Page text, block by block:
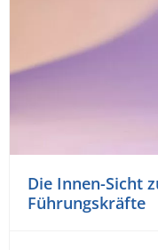
Die Innen-Sicht
Führungskräfte